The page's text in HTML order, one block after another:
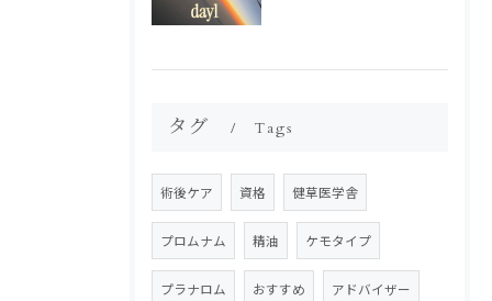
タグ Tags
術後ケア 資格 健草医学舎
プロムナム 精油 ケモタイプ
プラナロム おすすめ アドバイザー